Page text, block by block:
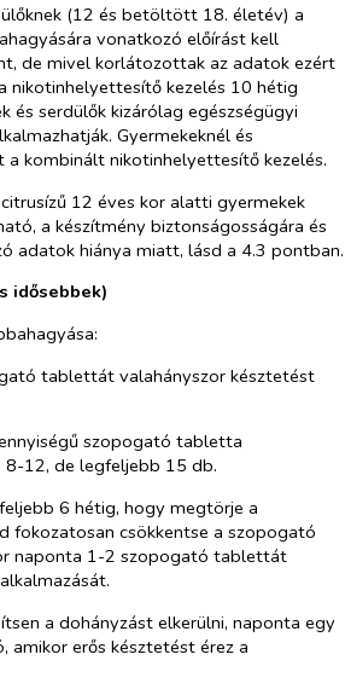
(12 és betöltött 18. életév) a
vonatkozó előírást kell
de mivel korlátozottak az adatok ezért
nikotinhelyettesítő kezelés 10 hétig
és serdülők kizárólag egészségügyi
Gyermekeknél és
a kombinált nikotinhelyettesítő kezelés.
12 éves kor alatti gyermekek
a készítmény biztonságosságára és
adatok hiánya miatt, lásd a 4.3 pontban.
idősebbek)
tablettát valahányszor késztetést
szopogató tabletta
12, de legfeljebb 15 db.
6 hétig, hogy megtörje a
fokozatosan csökkentse a szopogató
naponta 1-2 szopogató tablettát
a dohányzást elkerülni, naponta egy
erős késztetést érez a